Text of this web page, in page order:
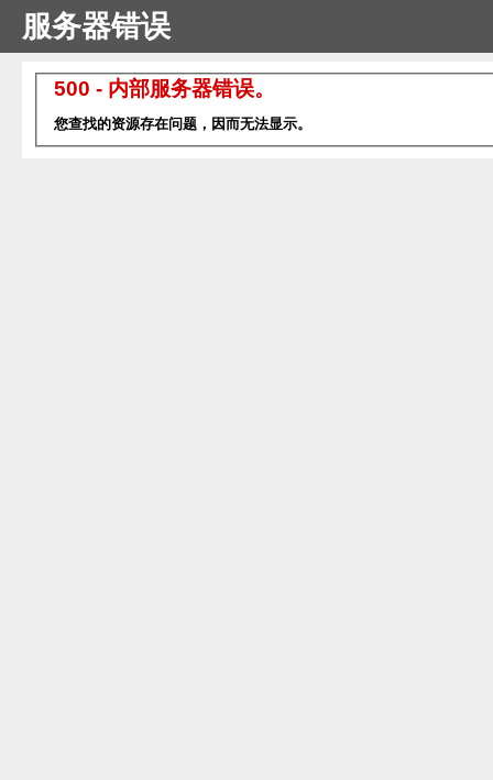
服务器错误
500 - 内部服务器错误。
您查找的资源存在问题，因而无法显示。